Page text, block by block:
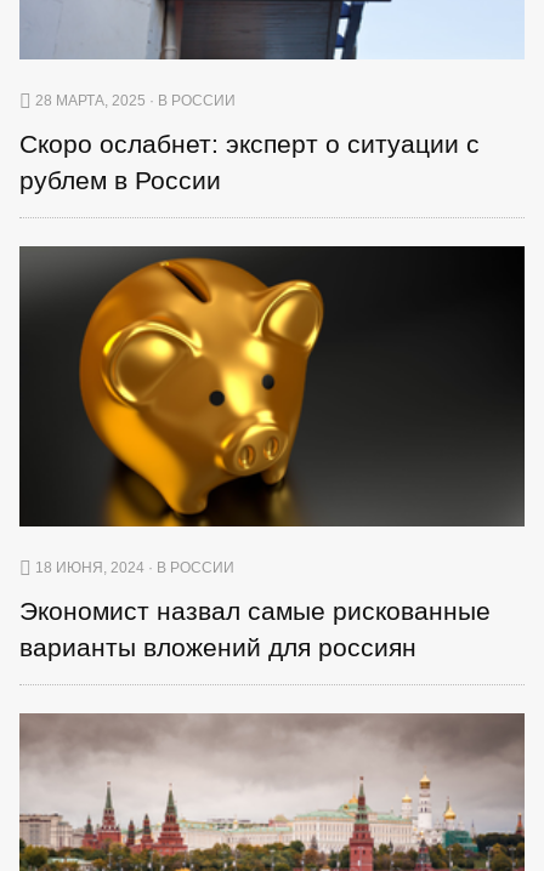
28 МАРТА, 2025 · В РОССИИ
Скоро ослабнет: эксперт о ситуации с
рублем в России
18 ИЮНЯ, 2024 · В РОССИИ
Экономист назвал самые рискованные
варианты вложений для россиян